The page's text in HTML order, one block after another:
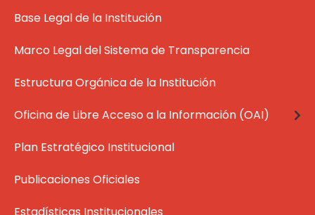
Base Legal de la Institución
Marco Legal del Sistema de Transparencia
Estructura Orgánica de la Institución
Oficina de Libre Acceso a la Información (OAI)
Plan Estratégico Institucional
Publicaciones Oficiales